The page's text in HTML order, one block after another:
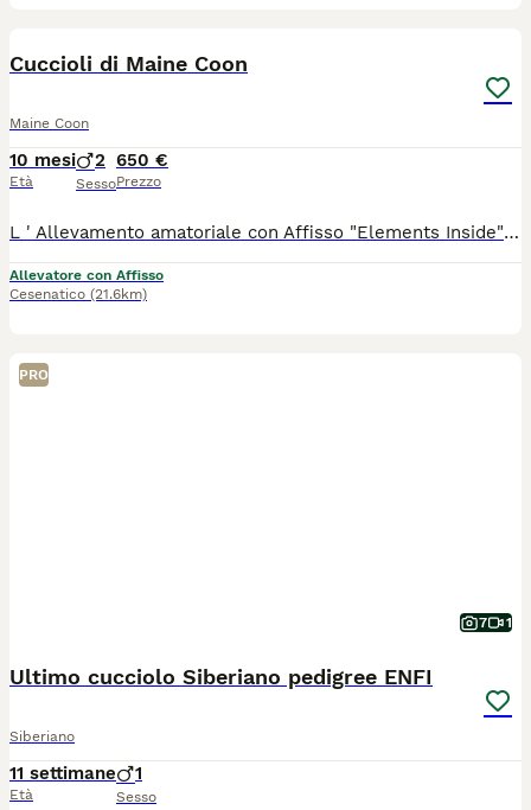
Cuccioli di Maine Coon
Maine Coon
10 mesi
Età
2
Sesso
650 €
Prezzo
L ' Allevamento amatoriale con Affisso "Elements Inside" Maine Coon Cattery , accetta prenotazioni per cuccioli.... Saranno ceduti al 90 giorno di nascita con : Pedigree AGI Libretto Sanitario Copie test genetici dei riproduttori Microchip Doppia vaccinazione Doppia sverminazione Contratto da Compagnia Siamo un piccolo allevamento con tanta voglia di fare.... Gattofili per passione mettiamo sempre al primo posto la salute dei nostri Mici che , condividono la casa insieme a noi. Infatti , è molto importante per un gatto vivere a contatto con gli esseri umani sin dai primi giorni di vita , questo contribuisce a consolidare un rapporto che durerà anche con i futuri padroni per sempre... Saremo inoltre molto disponibili ad accogliervi in Allevamento per vedere i cuccioli nelle loro fasi di crescita vicino ai loro genitori ..... NUOVA CUCCIOLATA NATA IL 28/09 Ultimo Cucciolo Rimasto: 1 Black tabby with white. ...inviatemi pure mess x info.....
Allevatore con Affisso
Cesenatico (21.6km)
PRO
7 1
Ultimo cucciolo Siberiano pedigree ENFI
Siberiano
11 settimane
Età
1
Sesso